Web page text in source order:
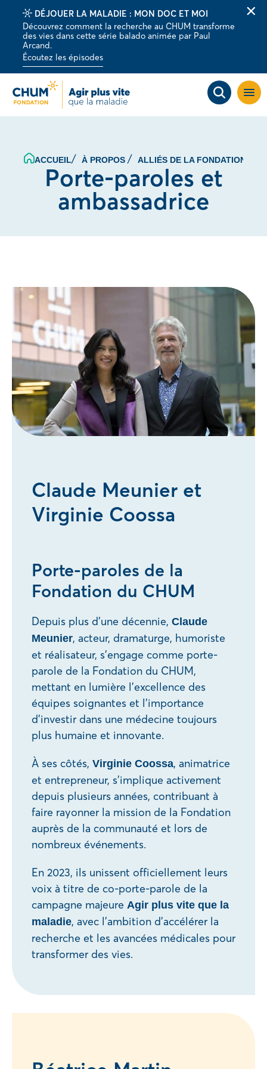
DÉJOUER LA MALADIE : MON DOC ET MOI
Découvrez comment la recherche au CHUM transforme
des vies dans cette série balado animée par Paul
Arcand.
Écoutez les épisodes
la
ACCUEIL À PROPOS ALLIÉS DE LA FONDATION
Porte-paroles et
ambassadrice
Claude Meunier et
Virginie Coossa
Porte-paroles de la
Fondation du CHUM
Depuis plus d’une décennie, Claude
Meunier, acteur, dramaturge, humoriste
et réalisateur, s’engage comme porte-
parole de la Fondation du CHUM,
mettant en lumière l’excellence des
équipes soignantes et l’importance
d’investir dans une médecine toujours
plus humaine et innovante.
À ses côtés, Virginie Coossa, animatrice
et entrepreneur, s’implique activement
depuis plusieurs années, contribuant à
faire rayonner la mission de la Fondation
auprès de la communauté et lors de
nombreux événements.
En 2023, ils unissent officiellement leurs
voix à titre de co-porte-parole de la
campagne majeure Agir plus vite que la
maladie, avec l’ambition d’accélérer la
recherche et les avancées médicales pour
transformer des vies.